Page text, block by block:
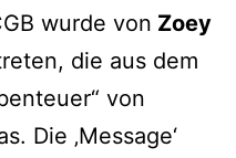
wurde von Zoey
die aus dem
von
Die ‚Message‘